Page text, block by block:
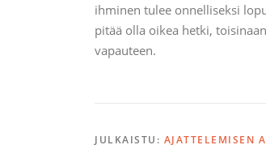
ihminen tulee onnelliseksi
pitää olla oikea hetki,
vapauteen.
JULKAISTU: AJATTELEMISEN